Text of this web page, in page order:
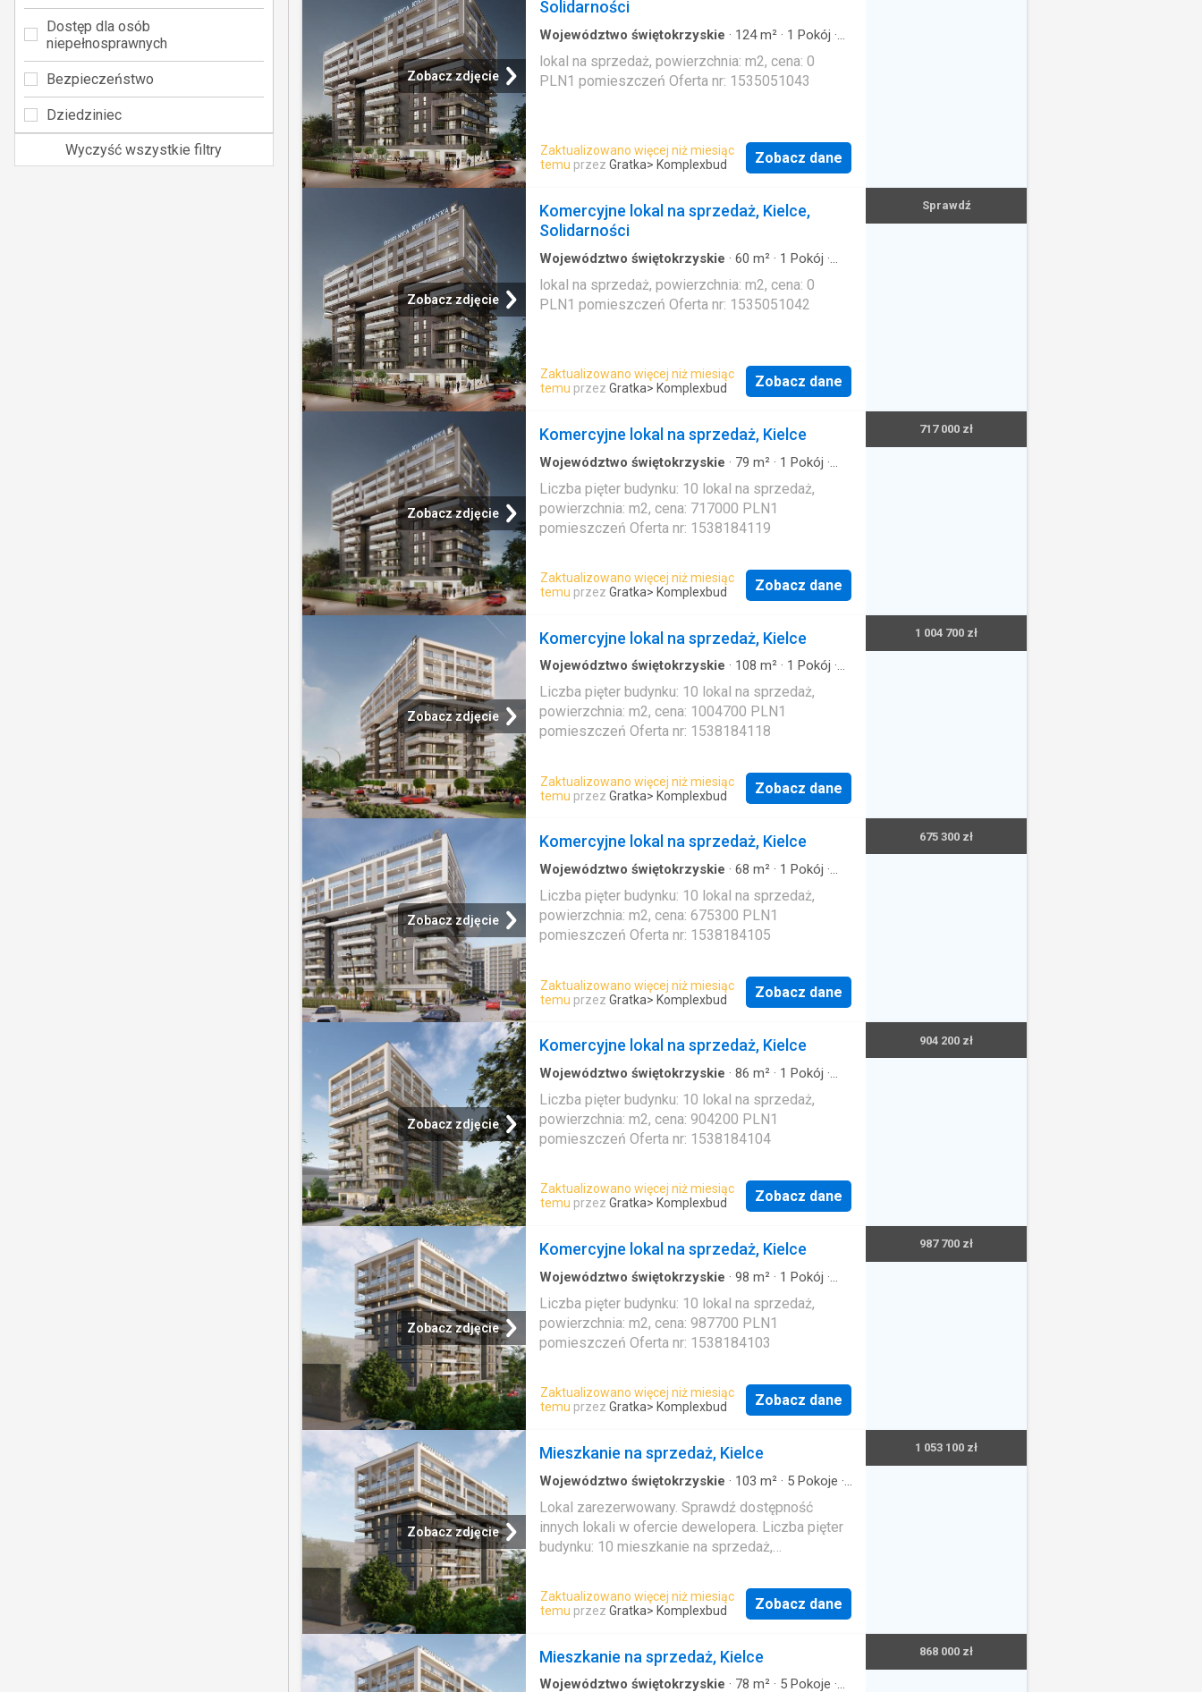
Zobacz zdjęcie
Solidarności
Województwo świętokrzyskie · 124m² · 1 Pokój ·
lokal na sprzedaż, powierzchnia: m2, cena: 0
PLN1 pomieszczeń Oferta nr: 1535051043
Zaktualizowano więcej niż miesiąc
temu przez Gratka> Komplexbud Zobacz dane
Zobacz zdjęcie
Komercyjne lokal na sprzedaż, Kielce,
Solidarności
Województwo świętokrzyskie · 60 m² · 1 Pokój ·
lokal na sprzedaż, powierzchnia: m2, cena: 0
PLN1 pomieszczeń Oferta nr: 1535051042
Zaktualizowano więcej niż miesiąc
temu przez Gratka> Komplexbud Zobacz dane
Sprawdź
Zobacz zdjęcie
Komercyjne lokal na sprzedaż, Kielce
Województwo świętokrzyskie · 79 m² · 1 Pokój ·
Liczba pięter budynku: 10 lokal na sprzedaż,
powierzchnia: m2, cena: 717000 PLN1
pomieszczeń Oferta nr: 1538184119
Zaktualizowano więcej niż miesiąc
temu przez Gratka> Komplexbud Zobacz dane
717 000 zł
Zobacz zdjęcie
Komercyjne lokal na sprzedaż, Kielce
Województwo świętokrzyskie · 108 m² · 1 Pokój ·
Liczba pięter budynku: 10 lokal na sprzedaż,
powierzchnia: m2, cena: 1004700 PLN1
pomieszczeń Oferta nr: 1538184118
Zaktualizowano więcej niż miesiąc
temu przez Gratka> Komplexbud Zobacz dane
1 004 700 zł
Zobacz zdjęcie
Komercyjne lokal na sprzedaż, Kielce
Województwo świętokrzyskie · 68 m² · 1 Pokój ·
Liczba pięter budynku: 10 lokal na sprzedaż,
powierzchnia: m2, cena: 675300 PLN1
pomieszczeń Oferta nr: 1538184105
Zaktualizowano więcej niż miesiąc
temu przez Gratka> Komplexbud Zobacz dane
675 300 zł
Zobacz zdjęcie
Komercyjne lokal na sprzedaż, Kielce
Województwo świętokrzyskie · 86 m² · 1 Pokój ·
Liczba pięter budynku: 10 lokal na sprzedaż,
powierzchnia: m2, cena: 904200 PLN1
pomieszczeń Oferta nr: 1538184104
Zaktualizowano więcej niż miesiąc
temu przez Gratka> Komplexbud Zobacz dane
904 200 zł
Zobacz zdjęcie
Komercyjne lokal na sprzedaż, Kielce
Województwo świętokrzyskie · 98 m² · 1 Pokój ·
Liczba pięter budynku: 10 lokal na sprzedaż,
powierzchnia: m2, cena: 987700 PLN1
pomieszczeń Oferta nr: 1538184103
Zaktualizowano więcej niż miesiąc
temu przez Gratka> Komplexbud Zobacz dane
987 700 zł
Zobacz zdjęcie
Mieszkanie na sprzedaż, Kielce
Województwo świętokrzyskie · 103 m² · 5 Pokoje ·
Lokal zarezerwowany. Sprawdź dostępność
innych lokali w ofercie dewelopera. Liczba pięter
budynku: 10 mieszkanie na sprzedaż,
Zaktualizowano więcej niż miesiąc
temu przez Gratka> Komplexbud Zobacz dane
1 053 100 zł
Mieszkanie na sprzedaż, Kielce
Województwo świętokrzyskie · 78 m² · 5 Pokoje ·
868 000 zł
Dostęp dla osób
niepełnosprawnych
Bezpieczeństwo
Dziedziniec
Wyczyść wszystkie filtry